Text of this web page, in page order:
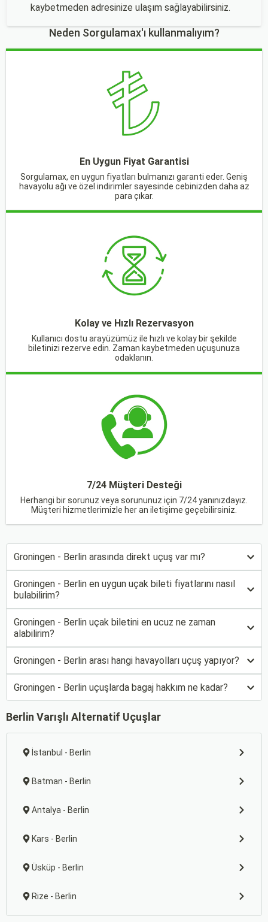
kaybetmeden adresinize ulaşım sağlayabilirsiniz.
Neden Sorgulamax'ı kullanmalıyım?
En Uygun Fiyat Garantisi
Sorgulamax, en uygun fiyatları bulmanızı garanti eder. Geniş
havayolu ağı ve özel indirimler sayesinde cebinizden daha az
para çıkar.
Kolay ve Hızlı Rezervasyon
Kullanıcı dostu arayüzümüz ile hızlı ve kolay bir şekilde
biletinizi rezerve edin. Zaman kaybetmeden uçuşunuza
odaklanın.
7/24 Müşteri Desteği
Herhangi bir sorunuz veya sorununuz için 7/24 yanınızdayız.
Müşteri hizmetlerimizle her an iletişime geçebilirsiniz.
Groningen - Berlin arasında direkt uçuş var mı?
Groningen - Berlin en uygun uçak bileti fiyatlarını nasıl
bulabilirim?
Groningen - Berlin uçak biletini en ucuz ne zaman
alabilirim?
Groningen - Berlin arası hangi havayolları uçuş yapıyor?
Groningen - Berlin uçuşlarda bagaj hakkım ne kadar?
Berlin Varışlı Alternatif Uçuşlar
İstanbul - Berlin
Batman - Berlin
Antalya - Berlin
Kars - Berlin
Üsküp - Berlin
Rize - Berlin